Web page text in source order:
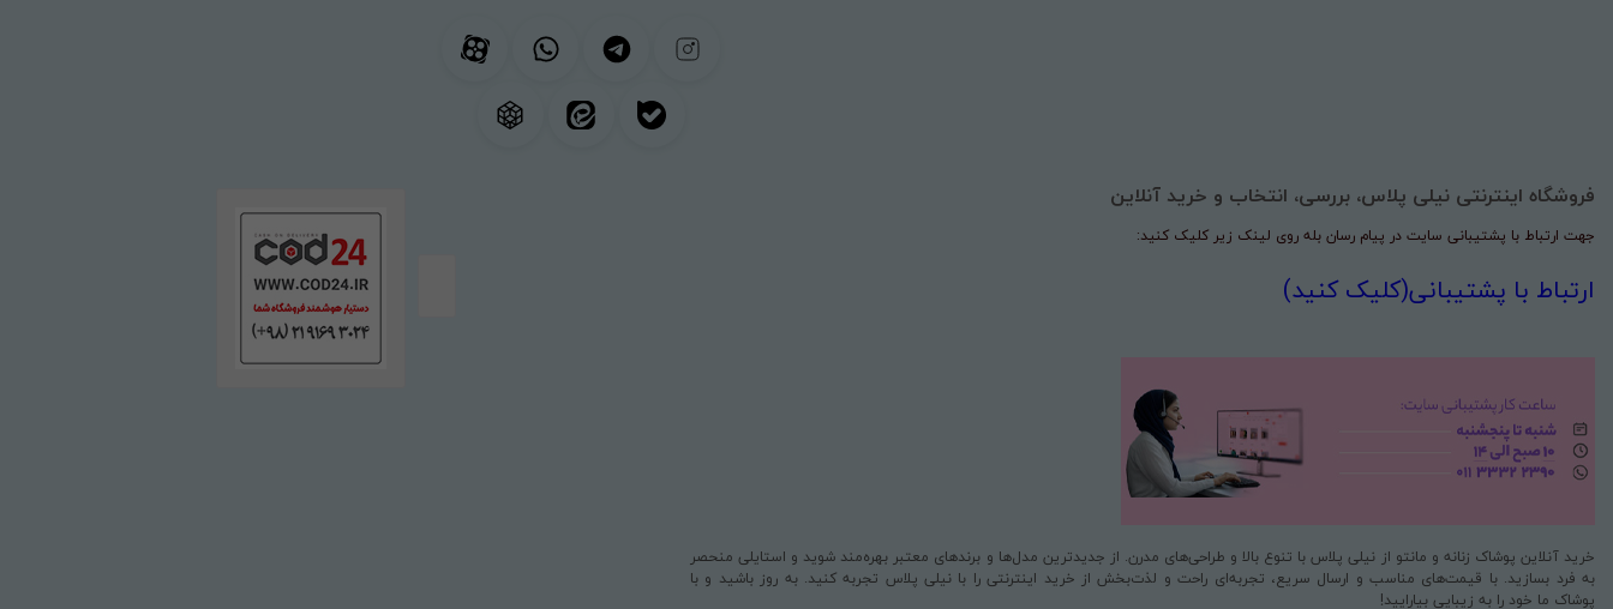
فروشگاه اینترنتی نیلی پلاس، بررسی، انتخاب و خرید آنلاین
جهت ارتباط با پشتیبانی سایت در پیام رسان بله روی لینک زیر کلیک کنید:
ارتباط با پشتیبانی(کلیک کنید)
خرید آنلاین پوشاک زنانه و مانتو از نیلی پلاس با تنوع بالا و طراحی‌های مدرن. از جدیدترین مدل‌ها و برندهای معتبر بهره‌مند شوید و استایلی منحصر
به فرد بسازید. با قیمت‌های مناسب و ارسال سریع، تجربه‌ای راحت و لذت‌بخش از خرید اینترنتی را با نیلی پلاس تجربه کنید. به روز باشید و با
پوشاک ما خود را به زیبایی بیارایید!